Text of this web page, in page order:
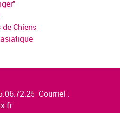
Chiens
Courriel :